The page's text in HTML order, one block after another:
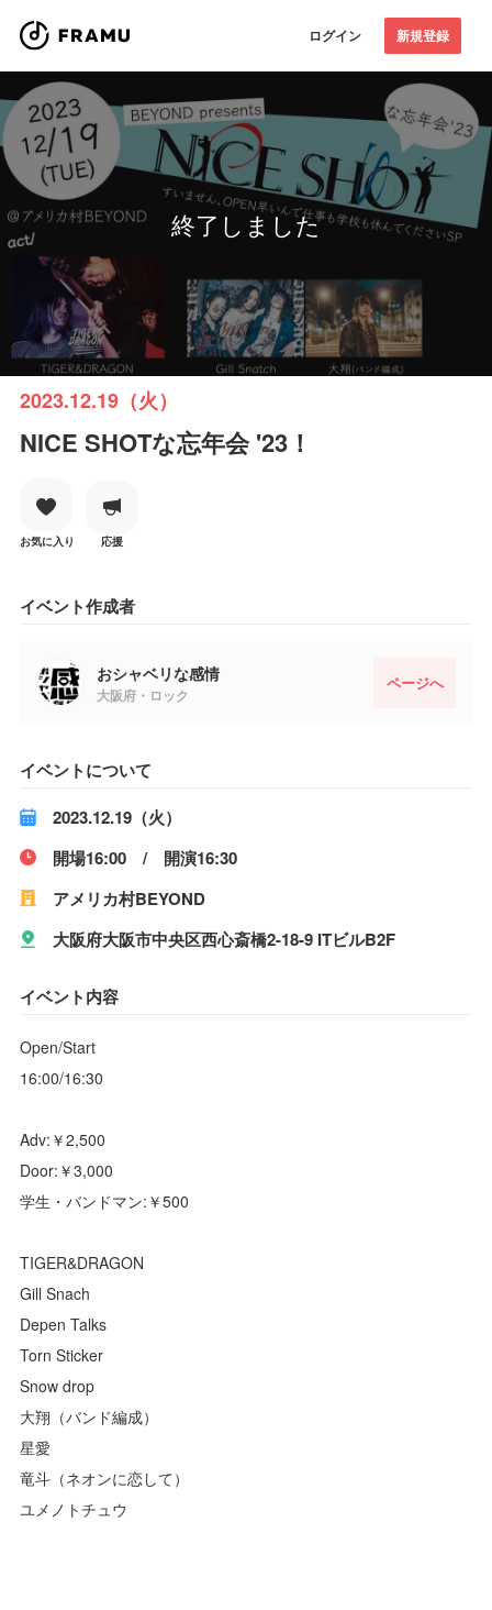
ログイン 新規登録
終了しました
2023.12.19（火）
NICE SHOTな忘年会 '23！
お気に入り 応援
イベント作成者
おシャベリな感情
大阪府・ロック
ページへ
イベントについて
2023.12.19（火）
開場16:00 / 開演16:30
アメリカ村BEYOND
大阪府大阪市中央区西心斎橋2-18-9 ITビルB2F
イベント内容
Open/Start
16:00/16:30
Adv:￥2,500
Door:￥3,000
学生・バンドマン:￥500
TIGER&DRAGON
Gill Snach
Depen Talks
Torn Sticker
Snow drop
大翔（バンド編成）
星愛
竜斗（ネオンに恋して）
ユメノトチュウ